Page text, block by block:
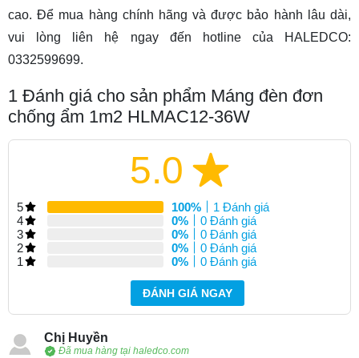
cao. Để mua hàng chính hãng và được bảo hành lâu dài,
vui lòng liên hệ ngay đến hotline của HALEDCO:
0332599699.
1 Đánh giá cho sản phẩm Máng đèn đơn
chống ẩm 1m2 HLMAC12-36W
5.0
5 100%
1 Đánh giá
4
0%
0 Đánh giá
3
0%
0 Đánh giá
2
0%
0 Đánh giá
1
0% 0 Đánh giá
ĐÁNH GIÁ NGAY
Chị Huyền
Đã mua hàng tại haledco.com